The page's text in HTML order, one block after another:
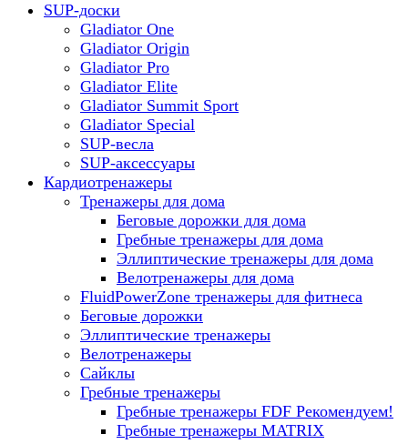
SUP-доски
Gladiator One
Gladiator Origin
Gladiator Pro
Gladiator Elite
Gladiator Summit Sport
Gladiator Special
SUP-весла
SUP-аксессуары
Кардиотренажеры
Тренажеры для дома
Беговые дорожки для дома
Гребные тренажеры для дома
Эллиптические тренажеры для дома
Велотренажеры для дома
FluidPowerZone тренажеры для фитнеса
Беговые дорожки
Эллиптические тренажеры
Велотренажеры
Сайклы
Гребные тренажеры
Гребные тренажеры FDF Рекомендуем!
Гребные тренажеры MATRIX